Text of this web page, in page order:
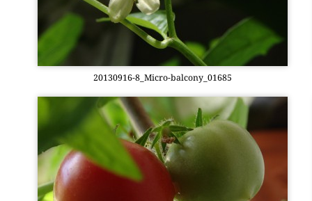
20130916-8_Mi­cro-bal­c­o­ny­_01685